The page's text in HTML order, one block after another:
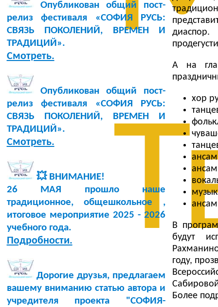
Опубликован общий пост-
релиз фестиваля «СОФИЯ РУСЬ:
СВЯЗЬ ПОКОЛЕНИЙ, ВРЕМЕН И
ТРАДИЦИЙ».
Смотреть.
Опубликован общий пост-
релиз фестиваля «СОФИЯ РУСЬ:
СВЯЗЬ ПОКОЛЕНИЙ, ВРЕМЕН И
ТРАДИЦИЙ».
Смотреть.
💥 ВНИМАНИЕ!
26 МАЯ прошло наше
традиционное, общешкольное ,
итоговое мероприятие 2025 - 2026
учебного года.
Подробности.
Дорогие друзья, предлагаем
вашему вниманию статью автора и
учредителя проекта "СОФИЯ-
А на
хор
В
будут
году,
Более